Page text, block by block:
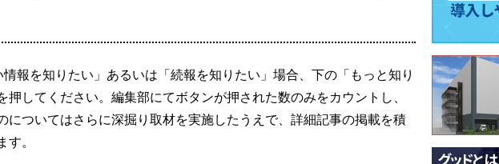
報を知りたい」あるいは「続報を知りたい」場合、下の「もっと知り
押してください。編集部にてボタンが押された数のみをカウントし、
についてはさらに深掘り取材を実施したうえで、詳細記事の掲載を積
。